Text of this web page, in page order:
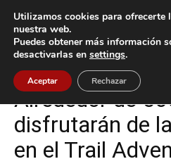
Inicio Deportes
Deportes O Rosal
Alrededor de
disfrutarán de
en el Trail
Utilizamos cookies para ofrecerte
nuestra web.
Puedes obtener más información
desactivarlas en settings.
Aceptar Rechazar